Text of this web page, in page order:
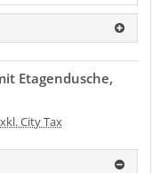
Etagendusche,
City Tax